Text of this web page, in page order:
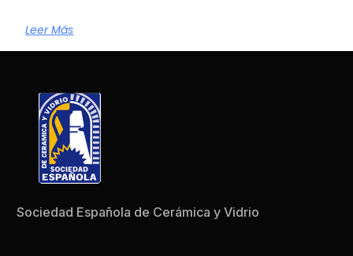
Leer Más
Sociedad Española de Cerámica y Vidrio